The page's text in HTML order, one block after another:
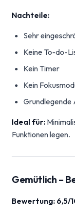
Nachteile:
Sehr
Keine To-do-
Kein Timer
Kein
Grundlegende
Ideal für:
Funktionen legen.
Gemütlich –
Bewertung: 6,5/